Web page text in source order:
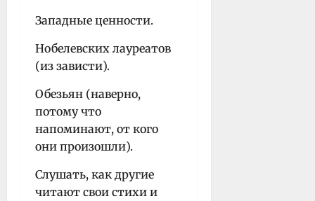
Западные ценности.
Нобелевских лауреатов
(из зависти).
Обезьян (наверно,
потому что
напоминают, от кого
они произошли).
Слушать, как другие
читают свои стихи и